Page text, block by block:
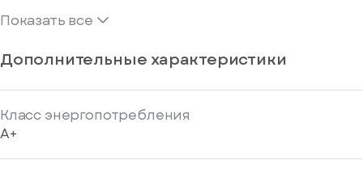
Показать все
Дополнительные характеристики
Класс энергопотребления
A+